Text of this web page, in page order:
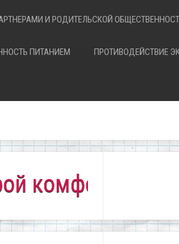
И РОДИТЕЛЬСКОЙ
ПИТАНИЕМ ПРОТИВОДЕЙСТВИЕ
всем!"